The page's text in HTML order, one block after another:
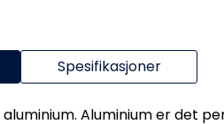
Spesifikasjoner
Aluminium er det